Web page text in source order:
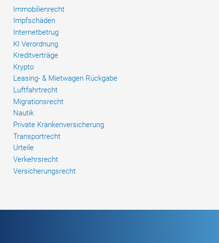
Immobilienrecht
Impfschäden
Internetbetrug
KI Verordnung
Kreditverträge
Krypto
Leasing- & Mietwagen Rückgabe
Luftfahrtrecht
Migrationsrecht
Nautik
Private Krankenversicherung
Transportrecht
Urteile
Verkehrsrecht
Versicherungsrecht